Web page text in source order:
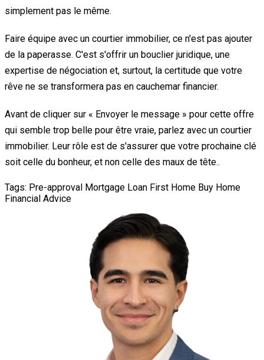
simplement pas le même.
Faire équipe avec un courtier immobilier, ce n'est pas ajouter
de la paperasse. C'est s'offrir un bouclier juridique, une
expertise de négociation et, surtout, la certitude que votre
rêve ne se transformera pas en cauchemar financier.
Avant de cliquer sur « Envoyer le message » pour cette offre
qui semble trop belle pour être vraie, parlez avec un courtier
immobilier. Leur rôle est de s'assurer que votre prochaine clé
soit celle du bonheur, et non celle des maux de tête..
Tags: Pre-approval Mortgage Loan First Home Buy Home
Financial Advice